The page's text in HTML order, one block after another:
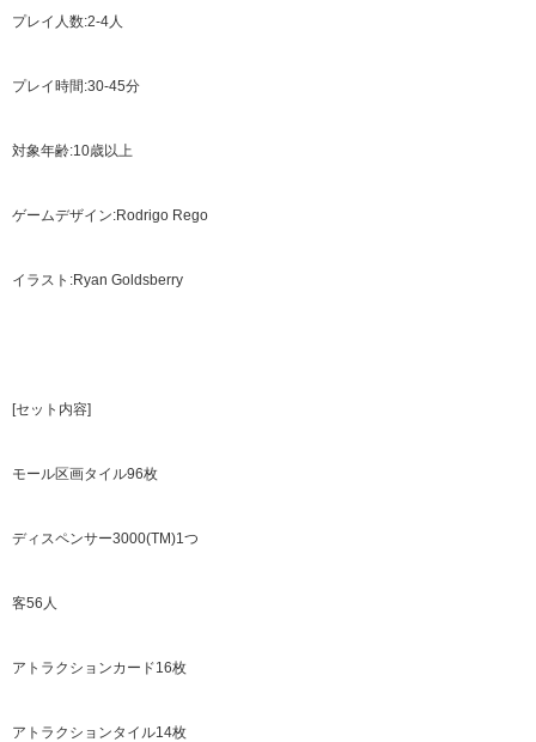
プレイ人数:2-4人
プレイ時間:30-45分
対象年齢:10歳以上
ゲームデザイン:Rodrigo Rego
イラスト:Ryan Goldsberry
[セット内容]
モール区画タイル96枚
ディスペンサー3000(TM)1つ
客56人
アトラクションカード16枚
アトラクションタイル14枚